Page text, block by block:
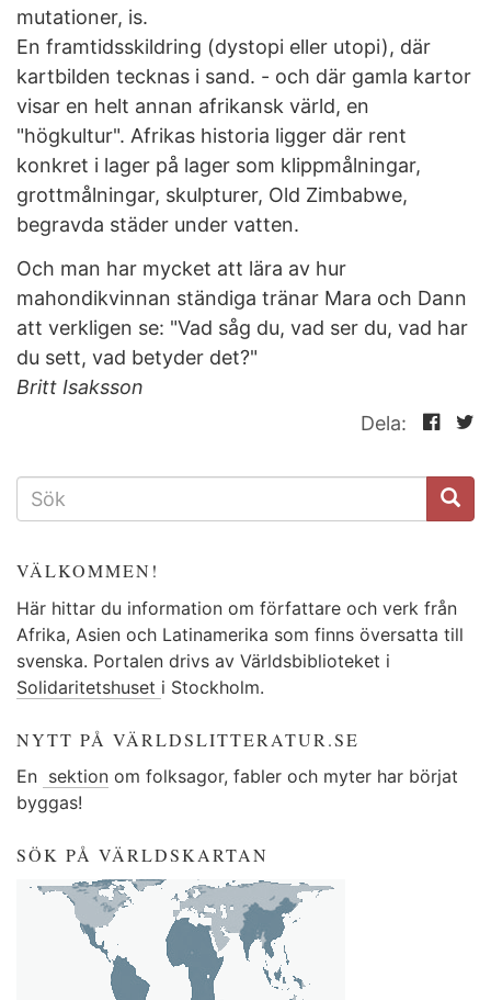
mutationer, is.
En framtidsskildring (dystopi eller utopi), där
kartbilden tecknas i sand. - och där gamla kartor
visar en helt annan afrikansk värld, en
"högkultur". Afrikas historia ligger där rent
konkret i lager på lager som klippmålningar,
grottmålningar, skulpturer, Old Zimbabwe,
begravda städer under vatten.
Och man har mycket att lära av hur
mahondikvinnan ständiga tränar Mara och Dann
att verkligen se: "Vad såg du, vad ser du, vad har
du sett, vad betyder det?"
Britt Isaksson
Dela:
SÖKFORMULÄR
VÄLKOMMEN!
Här hittar du information om författare och verk från
Afrika, Asien och Latinamerika som finns översatta till
svenska. Portalen drivs av Världsbiblioteket i
Solidaritetshuset i Stockholm.
NYTT PÅ VÄRLDSLITTERATUR.SE
En sektion om folksagor, fabler och myter har börjat
byggas!
SÖK PÅ VÄRLDSKARTAN